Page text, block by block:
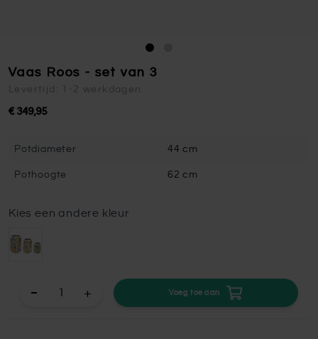
Vaas Roos - set van 3
Levertijd: 1-2 werkdagen
€ 349,95
Potdiameter 44 cm
Pothoogte 62 cm
Kies een andere kleur
+ Voeg toe aan